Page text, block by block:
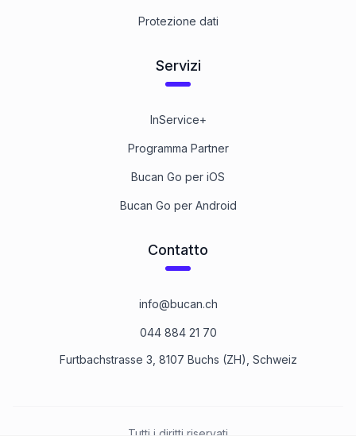
Protezione dati
Servizi
InService+
Programma Partner
Bucan Go per iOS
Bucan Go per Android
Contatto
info@bucan.ch
044 884 21 70
Furtbachstrasse 3, 8107 Buchs (ZH), Schweiz
Tutti i diritti riservati